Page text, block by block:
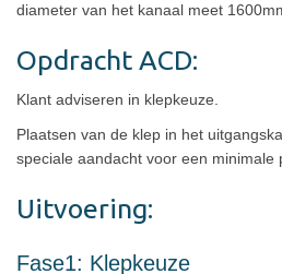
diameter van het kanaal meet
Opdracht ACD:
Klant adviseren in klepkeuze.
Plaatsen van de klep in het
speciale aandacht voor een minimale
Uitvoering:
Fase1: Klepkeuze